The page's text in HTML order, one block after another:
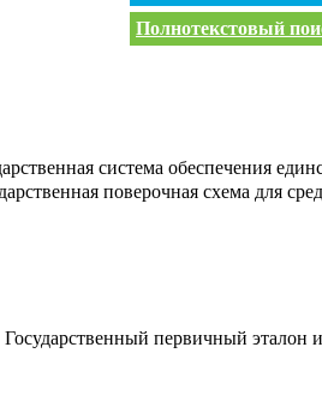
Полнотекстовый
система обеспечения
поверочная схема для
первичный эталон